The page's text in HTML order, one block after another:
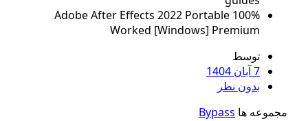
Adobe After Effects 2022 Portable 100%
Worked [Windows] Premium
توسط
بدون نظر
هاBypass